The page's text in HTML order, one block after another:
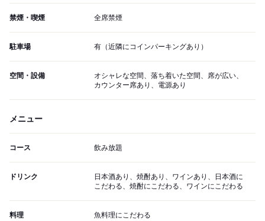
禁煙・喫煙 全席禁煙
駐車場 有（近隣にコインパーキングあり）
空間・設備
オシャレな空間、落ち着いた空間、席が広い、
カウンター席あり、電源あり
メニュー
コース 飲み放題
ドリンク
日本酒あり、焼酎あり、ワインあり、日本酒に
こだわる、焼酎にこだわる、ワインにこだわる
料理 魚料理にこだわる